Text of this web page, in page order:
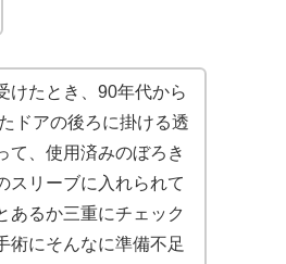
けたとき、90年代から
ドアの後ろに掛ける透
て、使用済みのぼろき
スリーブに入れられて
あるか三重にチェック
術にそんなに準備不足